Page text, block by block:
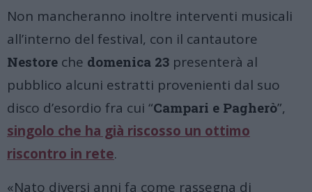
Non mancheranno inoltre interventi musicali
all’interno del festival, con il cantautore
Nestore che domenica 23 presenterà al
pubblico alcuni estratti provenienti dal suo
disco d’esordio fra cui “Campari e Pagherò”,
singolo che ha già riscosso un ottimo
riscontro in rete.
«Nato diversi anni fa come rassegna di